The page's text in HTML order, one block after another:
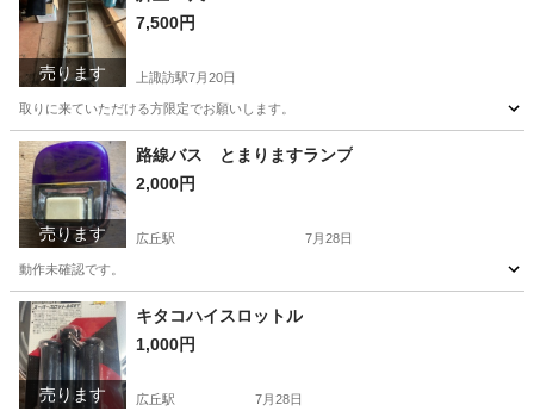
売ります
7,500円
上諏訪駅7月20日
取りに来ていただける方限定でお願いします。
長野 諏訪市 上諏訪駅 その他
売ります
路線バス とまりますランプ
2,000円
広丘駅 7月28日
動作未確認です。
長野 塩尻市 広丘駅 内装、インテリア
売ります
キタコハイスロットル
1,000円
広丘駅 7月28日